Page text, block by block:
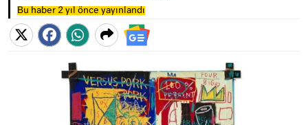
Bu haber 2 yıl önce yayınlandı